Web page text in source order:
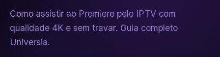
Como assistir ao Premiere pelo IPTV com
qualidade 4K e sem travar. Guia completo
Universia.